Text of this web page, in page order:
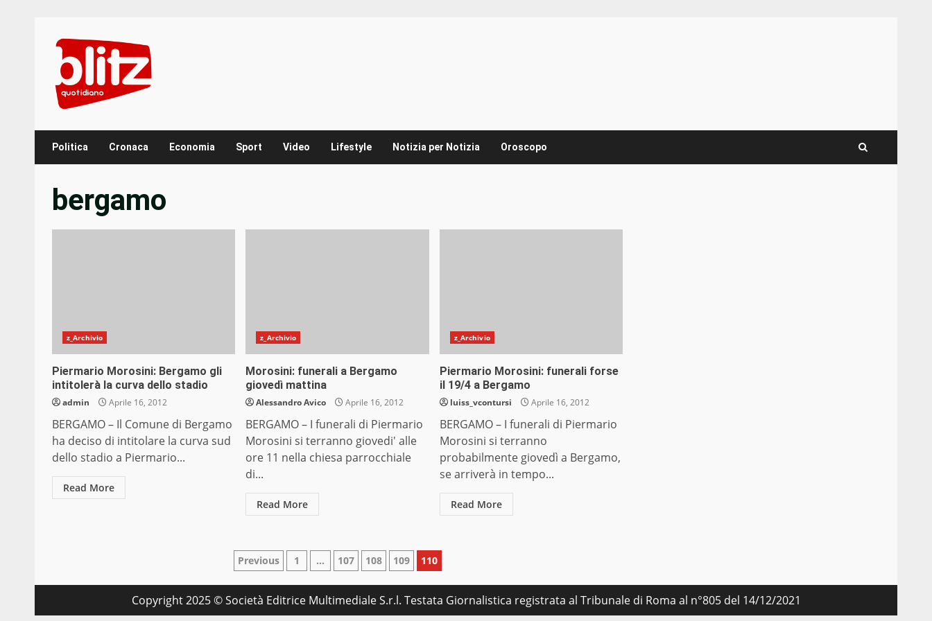
content
Politica Cronaca Economia Sport Video Lifestyle Notizia per Notizia Oroscopo
bergamo
z_Archivio
Piermario Morosini: Bergamo gli
intitolerà la curva dello stadio
admin Aprile 16, 2012
BERGAMO – Il Comune di Bergamo
ha deciso di intitolare la curva sud
dello stadio a Piermario...
Read More
z_Archivio
Morosini: funerali a Bergamo
giovedì mattina
Alessandro Avico Aprile 16, 2012
BERGAMO – I funerali di Piermario
Morosini si terranno giovedi' alle
ore 11 nella chiesa parrocchiale
di...
Read More
z_Archivio
Piermario Morosini: funerali forse
il 19/4 a Bergamo
luiss_vcontursi Aprile 16, 2012
BERGAMO – I funerali di Piermario
Morosini si terranno
probabilmente giovedì a Bergamo,
se arriverà in tempo...
Read More
Paginazione
degli
Previous 1 … 107 108 109 110
Copyright 2025 © Società Editrice Multimediale S.r.l. Testata Giornalistica registrata al Tribunale di Roma al n°805 del 14/12/2021